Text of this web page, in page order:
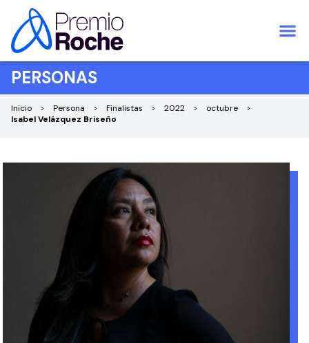
Saltar al contenido
PERSONAS
Inicio Persona Finalistas 2022
octubre
Isabel Velázquez Briseño